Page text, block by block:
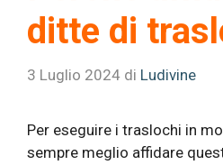
ditte di
3 Luglio 2024 di Ludivine
Per eseguire i traslochi in
sempre meglio affidare